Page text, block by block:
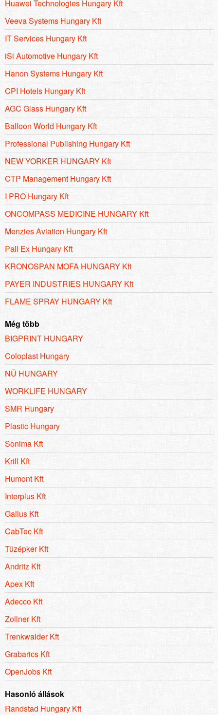
Huawei Technologies Hungary Kft
Veeva Systems Hungary Kft
IT Services Hungary Kft
iSi Automotive Hungary Kft
Hanon Systems Hungary Kft
CPI Hotels Hungary Kft
AGC Glass Hungary Kft
Balloon World Hungary Kft
Professional Publishing Hungary Kft
NEW YORKER HUNGARY Kft
CTP Management Hungary Kft
I PRO Hungary Kft
ONCOMPASS MEDICINE HUNGARY Kft
Menzies Aviation Hungary Kft
Pall Ex Hungary Kft
KRONOSPAN MOFA HUNGARY Kft
PAYER INDUSTRIES HUNGARY Kft
FLAME SPRAY HUNGARY Kft
Még több
BIGPRINT HUNGARY
Coloplast Hungary
NÜ HUNGARY
WORKLIFE HUNGARY
SMR Hungary
Plastic Hungary
Sonima Kft
Krill Kft
Humont Kft
Interplus Kft
Gallus Kft
CabTec Kft
Tüzépker Kft
Andritz Kft
Apex Kft
Adecco Kft
Zollner Kft
Trenkwalder Kft
Grabarics Kft
OpenJobs Kft
Hasonló állások
Randstad Hungary Kft